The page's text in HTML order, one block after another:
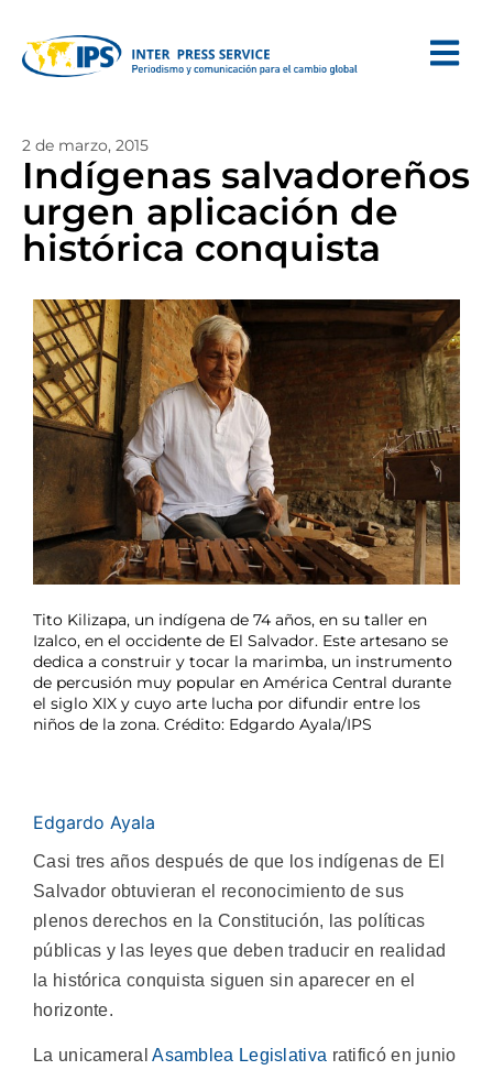
2 de marzo, 2015
Indígenas salvadoreños
urgen aplicación de
histórica conquista
Tito Kilizapa, un indígena de 74 años, en su taller en
Izalco, en el occidente de El Salvador. Este artesano se
dedica a construir y tocar la marimba, un instrumento
de percusión muy popular en América Central durante
el siglo XIX y cuyo arte lucha por difundir entre los
niños de la zona. Crédito: Edgardo Ayala/IPS
Edgardo Ayala
Casi tres años después de que los indígenas de El
Salvador obtuvieran el reconocimiento de sus
plenos derechos en la Constitución, las políticas
públicas y las leyes que deben traducir en realidad
la histórica conquista siguen sin aparecer en el
horizonte.
La unicameralAsamblea Legislativa ratificó en junio